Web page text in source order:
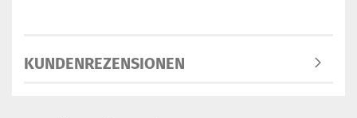
KUNDENREZENSIONEN